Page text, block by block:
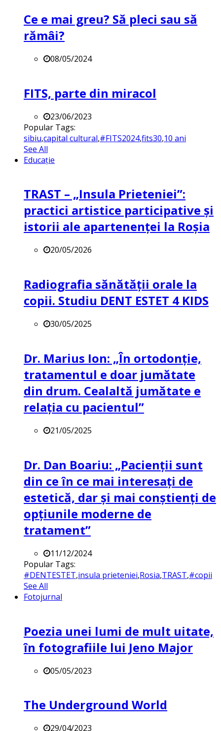
Ce e mai greu? Să pleci sau să
rămâi?
08/05/2024
FITS, parte din miracol
23/06/2023
Popular Tags:
sibiu,capital cultural,#FITS2024,fits30,10 ani
See All
Educație
TRAST – „Insula Prieteniei”:
practici artistice participative și
istorii ale apartenenței la Roșia
20/05/2026
Radiografia sănătății orale la
copii. Studiu DENT ESTET 4 KIDS
30/05/2025
Dr. Marius Ion: „În ortodonție,
tratamentul e doar jumătate
din drum. Cealaltă jumătate e
relația cu pacientul”
21/05/2025
Dr. Dan Boariu: „Pacienții sunt
din ce în ce mai interesați de
estetică, dar și mai conștienți de
opțiunile moderne de
tratament”
11/12/2024
Popular Tags:
#DENTESTET,insula prieteniei,Rosia,TRAST,#copii
See All
Fotojurnal
Poezia unei lumi de mult uitate,
în fotografiile lui Jeno Major
05/05/2023
The Underground World
29/04/2023